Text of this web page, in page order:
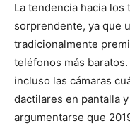
La tendencia hacia
sorprendente, ya que
tradicionalmente
teléfonos más
incluso las cámaras
dactilares en pantalla
argumentarse que